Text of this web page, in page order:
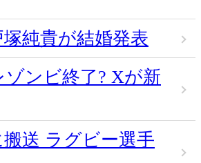
純貴が結婚発表
ゾンビ終了? Xが新
送 ラグビー選手